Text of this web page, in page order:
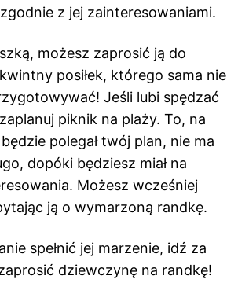
z jej zainteresowaniami.
możesz zaprosić ją do
posiłek, którego sama nie
Jeśli lubi spędzać
piknik na plaży. To, na
polegał twój plan, nie ma
dopóki będziesz miał na
Możesz wcześniej
ją o wymarzoną randkę.
spełnić jej marzenie, idź za
dziewczynę na randkę!